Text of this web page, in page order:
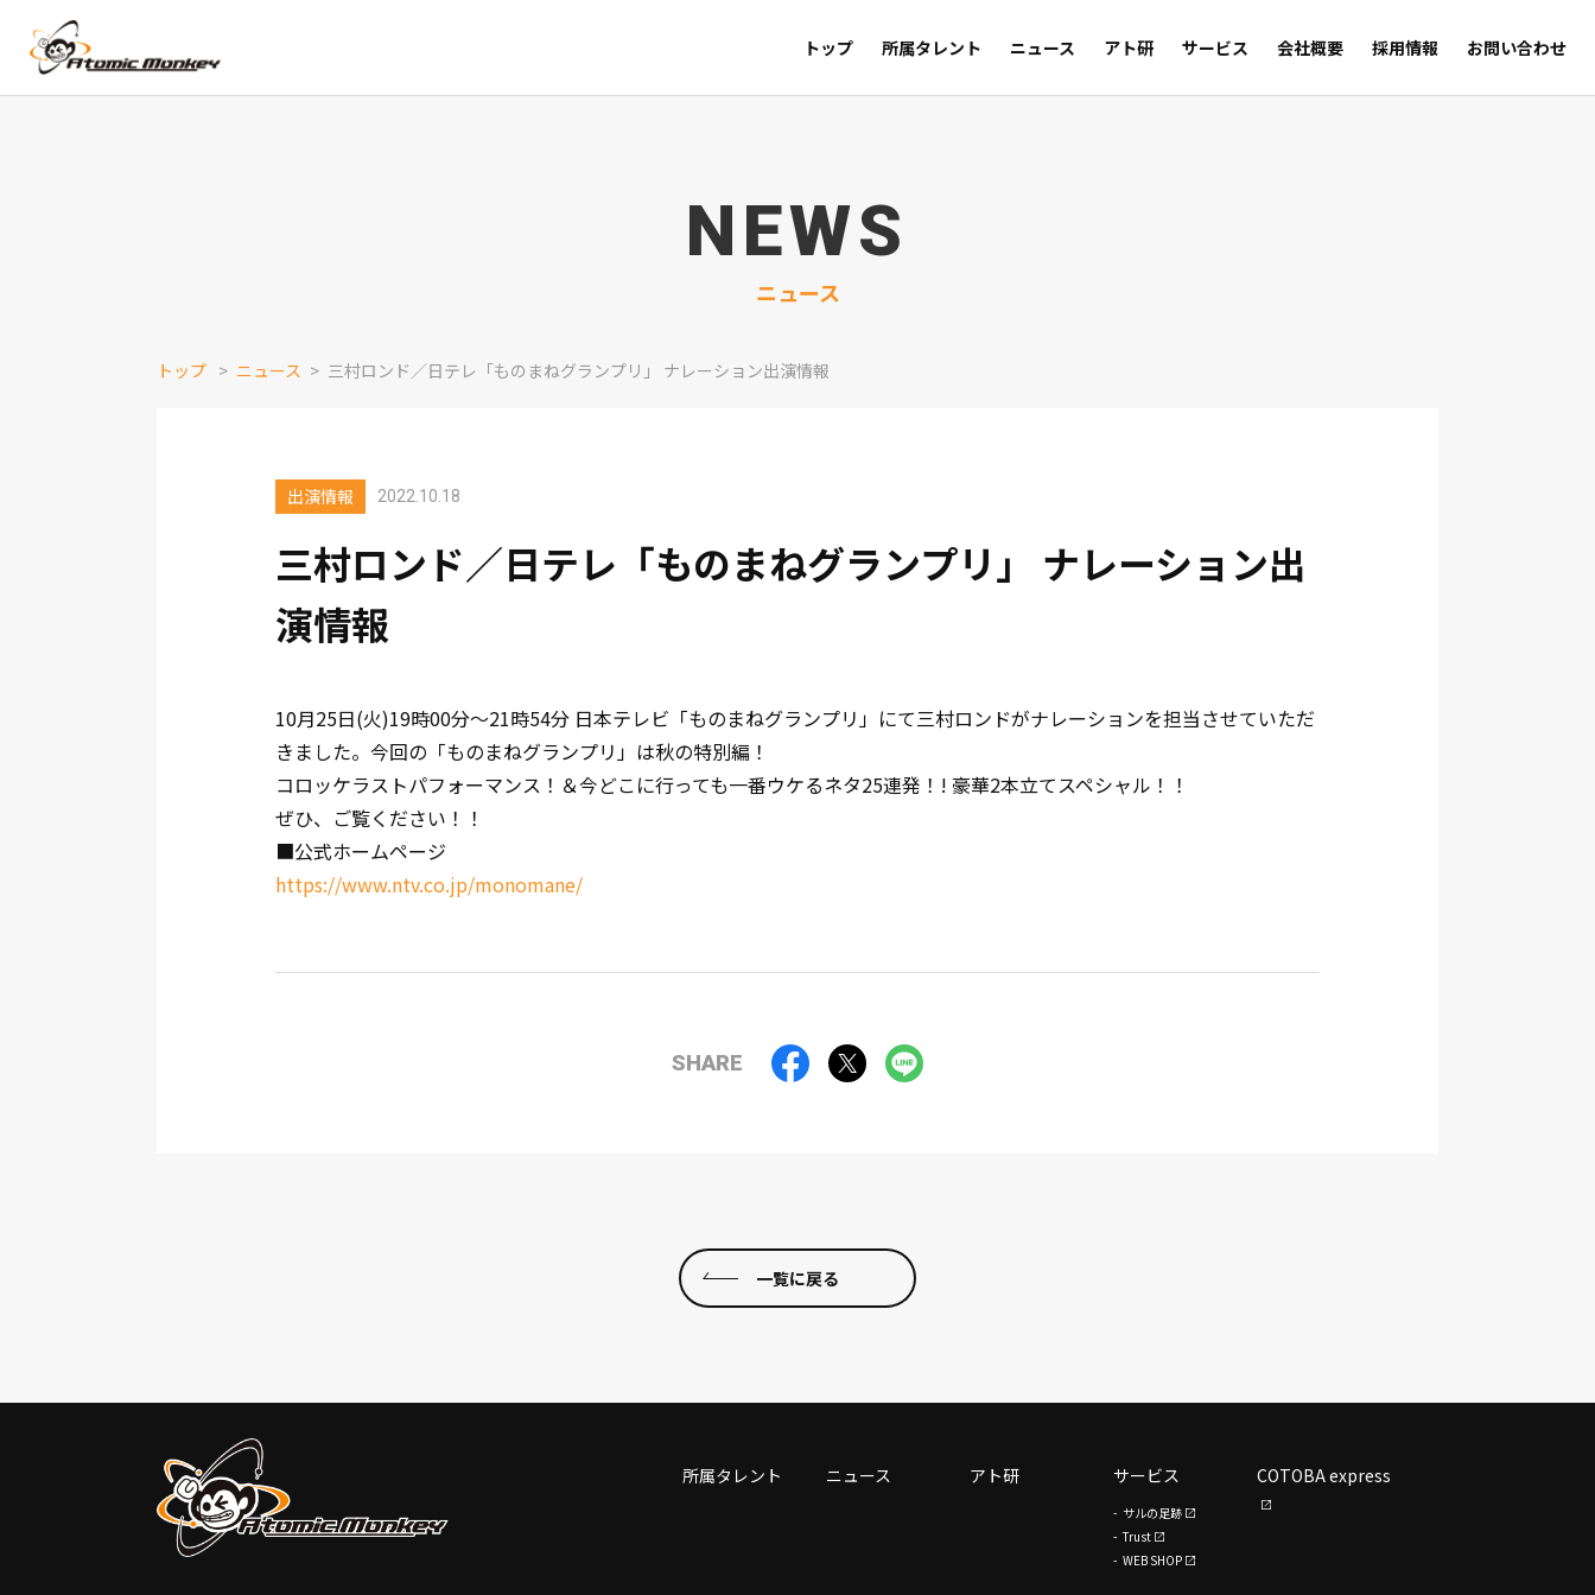
トップ 所属タレント ニュース アト研 サービス 会社概要 採用情報 お問い合わせ
NEWS
ニュース
トップ ニュース 三村ロンド／日テレ「ものまねグランプリ」 ナレーション出演情報
出演情報 2022.10.18
三村ロンド／日テレ「ものまねグランプリ」 ナレーション出
演情報
10月25日(火)19時00分〜21時54分 日本テレビ「ものまねグランプリ」にて三村ロンドがナレーションを担当させていただ
きました。今回の「ものまねグランプリ」は秋の特別編！
コロッケラストパフォーマンス！＆今どこに行っても一番ウケるネタ25連発！! 豪華2本立てスペシャル！！
ぜひ、ご覧ください！！
■公式ホームページ
https://www.ntv.co.jp/monomane/
SHARE
一覧に戻る
所属タレント ニュース アト研 サービス
サルの足跡
Trust
WEB SHOP
COTOBA express